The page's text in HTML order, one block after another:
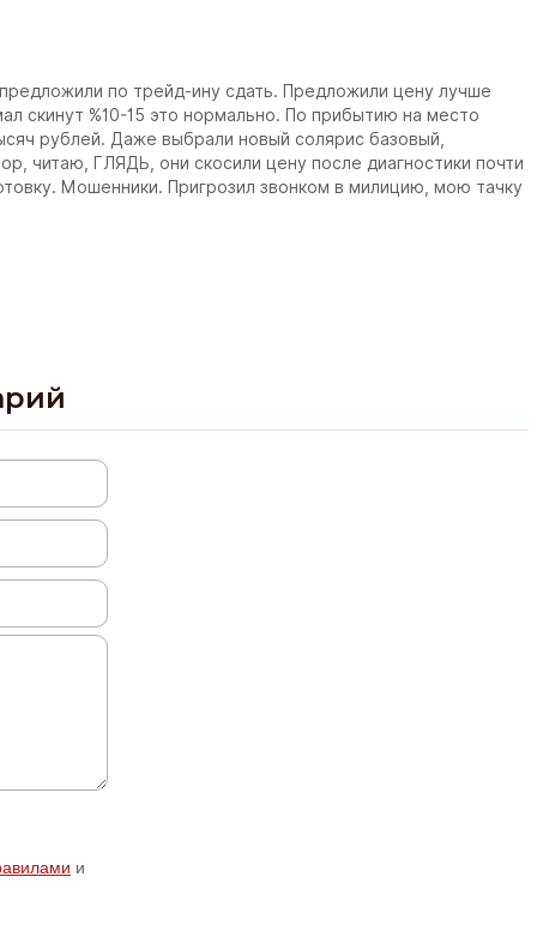
по трейд-ину сдать. Предложили цену лучше
скинут %10-15 это нормально. По прибытию на место
рублей. Даже выбрали новый солярис базовый,
читаю, ГЛЯДЬ, они скосили цену после диагностики почти
Мошенники. Пригрозил звонком в милицию, мою тачку
и